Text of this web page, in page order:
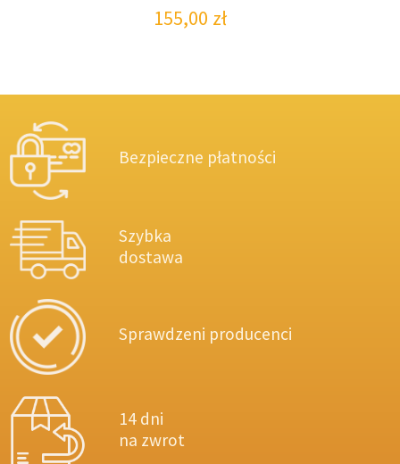
155,00 zł
Bezpieczne płatności
Szybka
dostawa
Sprawdzeni producenci
14 dni
na zwrot